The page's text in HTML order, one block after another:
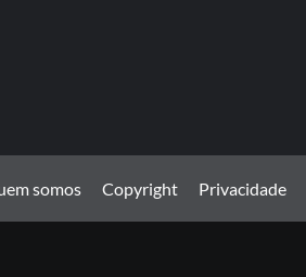
somos Copyright Privacidade